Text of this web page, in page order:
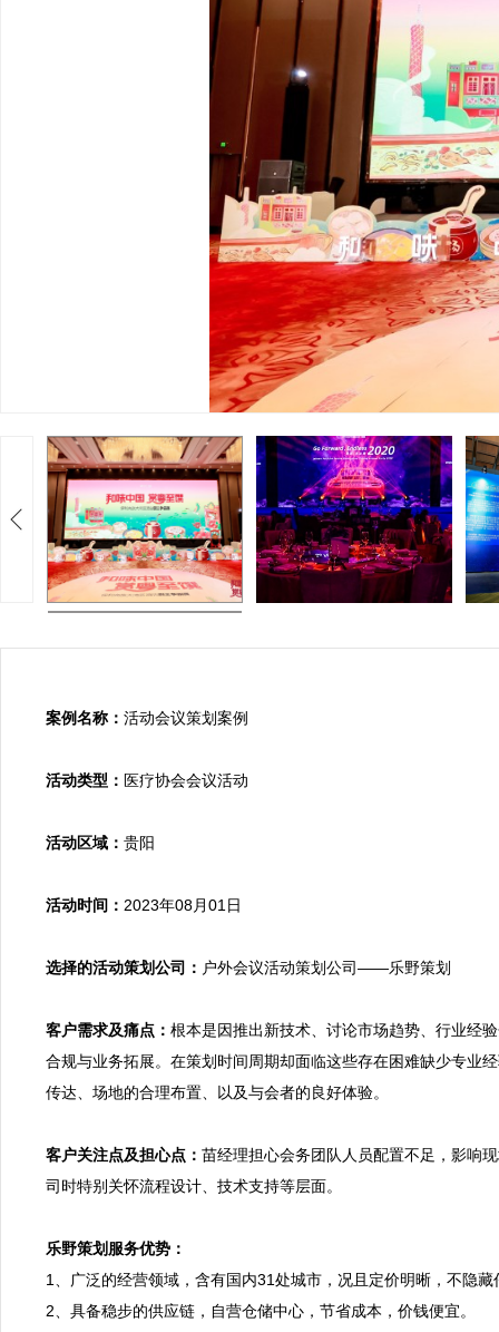
案例名称： 活动会议策划案例
活动类型： 医疗协会会议活动
活动区域： 贵阳
活动时间： 2023年08月01日
选择的活动策划公司： 户外会议活动策划公司——乐野策划
客户需求及痛点： 根本是因推出新技术、讨论市场趋势、行业经
合规与业务拓展。在策划时间周期却面临这些存在困难缺少专业
传达、场地的合理布置、以及与会者的良好体验。
客户关注点及担心点： 苗经理担心会务团队人员配置不足，影响
司时特别关怀流程设计、技术支持等层面。
乐野策划服务优势：
1、广泛的经营领域，含有国内31处城市，况且定价明晰，不隐藏
2、具备稳步的供应链，自营仓储中心，节省成本，价钱便宜。